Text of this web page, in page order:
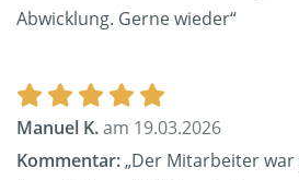
Abwicklung. Gerne wieder“
Manuel K.am 19.03.2026
Kommentar:„Der Mitarbeiter